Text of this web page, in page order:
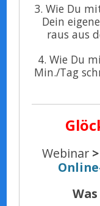
3. Wie Du
Dein
raus aus
4. Wie Du
Min./Tag
Webinar >